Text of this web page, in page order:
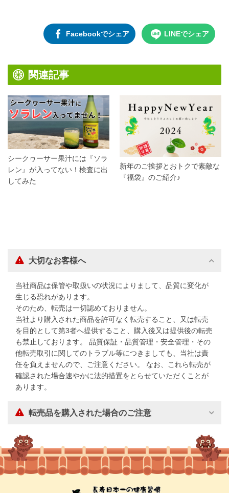
Facebookでシェア LINEでシェア
関連記事
シークヮーサー果汁には『ソラ
レン』が入ってない！検査に出
してみた
新年のご挨拶とおトクで素敵な
『福袋』のご紹介♪
大切なお客様へ
当社商品は保管や取扱いの状況によりまして、品質に変化が
生じる恐れがあります。
そのため、転売は一切認めておりません。
当社より購入された商品を許可なく転売すること、又は転売
を目的として第3者へ提供すること、購入後又は提供後の転売
も禁止しております。 品質保証・品質管理・安全管理・その
他転売取引に関してのトラブル等につきましても、当社は責
任を負えませんので、ご注意ください。 なお、これら転売が
確認された場合速やかに法的措置をとらせていただくことが
あります。
転売品を購入された場合のご注意